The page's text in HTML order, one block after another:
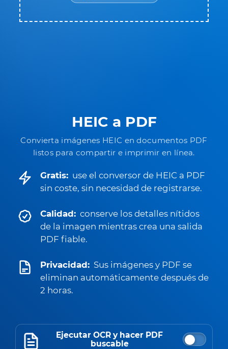
HEIC a PDF
Convierta imágenes HEIC en documentos PDF
listos para compartir e imprimir en línea.
Gratis: use el conversor de HEIC a PDF
sin coste, sin necesidad de registrarse.
Calidad: conserve los detalles nítidos
de la imagen mientras crea una salida
PDF fiable.
Privacidad: Sus imágenes y PDF se
eliminan automáticamente después de
2 horas.
Ejecutar OCR y hacer PDF
buscable